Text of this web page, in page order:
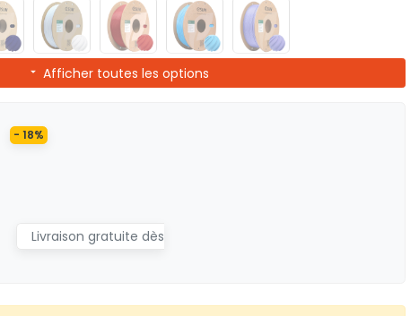
Afficher toutes les options
- 18%
Livraison gratuite dès